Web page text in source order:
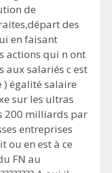
de
des
en faisant
actions qui n ont
aux salariés c est
égalité salaire
sur les ultras
200 milliards par
entreprises
ou en est à ce
FN au